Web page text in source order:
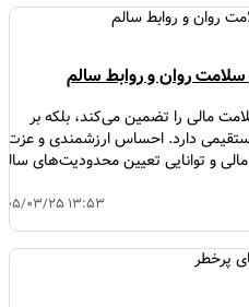
روان و روابط سالم
مالی را تضمین می‌کند، بلکه بر
دارد. احساس ارزشمندی و عزت
و توانایی تعیین محدودیت‌های سالم
۱۴۰۵/۰۳/۲۵ ۱۳:۵۳